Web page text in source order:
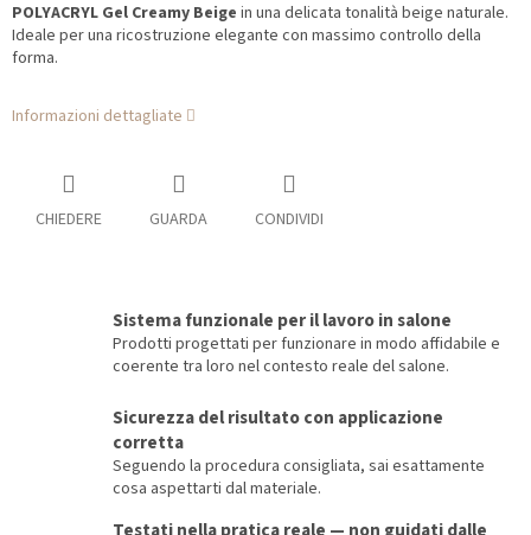
POLYACRYL Gel Creamy Beige in una delicata tonalità beige naturale.
Ideale per una ricostruzione elegante con massimo controllo della
forma.
Informazioni dettagliate
CHIEDERE GUARDA CONDIVIDI
Sistema funzionale per il lavoro in salone
Prodotti progettati per funzionare in modo affidabile e
coerente tra loro nel contesto reale del salone.
Sicurezza del risultato con applicazione
corretta
Seguendo la procedura consigliata, sai esattamente
cosa aspettarti dal materiale.